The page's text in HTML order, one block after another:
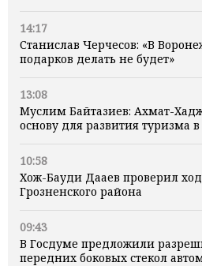
14:17
Станислав Черчесов: «В
подарков делать не будет»
13:08
Муслим Байтазиев: Ахмат-
основу для развития туризма
10:58
Хож-Бауди Дааев проверил
Грозненского района
09:43
В Госдуме предложили
передних боковых стекол